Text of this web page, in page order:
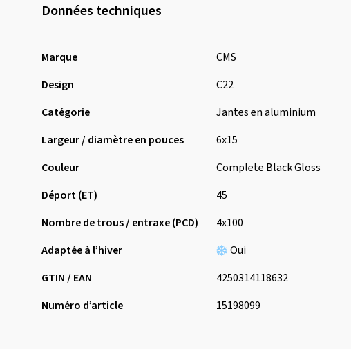
Données techniques
Marque
CMS
Design
C22
Catégorie
Jantes en aluminium
Largeur / diamètre en pouces
6x15
Couleur
Complete Black Gloss
Déport (ET)
45
Nombre de trous / entraxe (PCD)
4x100
Adaptée à l’hiver
Oui
GTIN / EAN
4250314118632
Numéro d’article
15198099